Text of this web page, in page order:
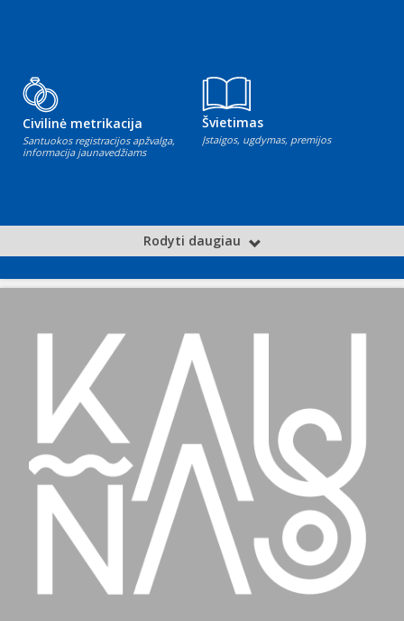
Civilinė metrikacija
Santuokos registracijos apžvalga,
informacija jaunavedžiams
Švietimas
Įstaigos, ugdymas, premijos
Rodyti daugiau